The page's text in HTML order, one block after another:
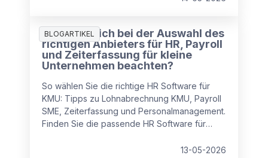
BLOGARTIKEL
Was muss ich bei der Auswahl des
richtigen Anbieters für HR, Payroll
und Zeiterfassung für kleine
Unternehmen beachten?
So wählen Sie die richtige HR Software für
KMU: Tipps zu Lohnabrechnung KMU, Payroll
SME, Zeiterfassung und Personalmanagement.
Finden Sie die passende HR Software für
13-05-2026